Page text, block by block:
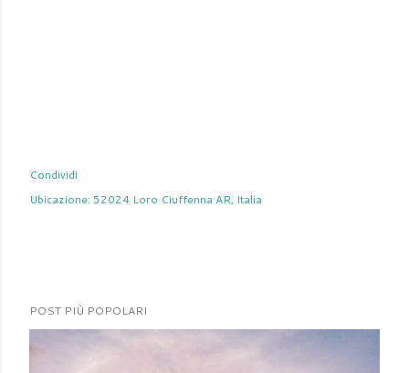
Condividi
Ubicazione: 52024 Loro Ciuffenna AR, Italia
POST PIÙ POPOLARI